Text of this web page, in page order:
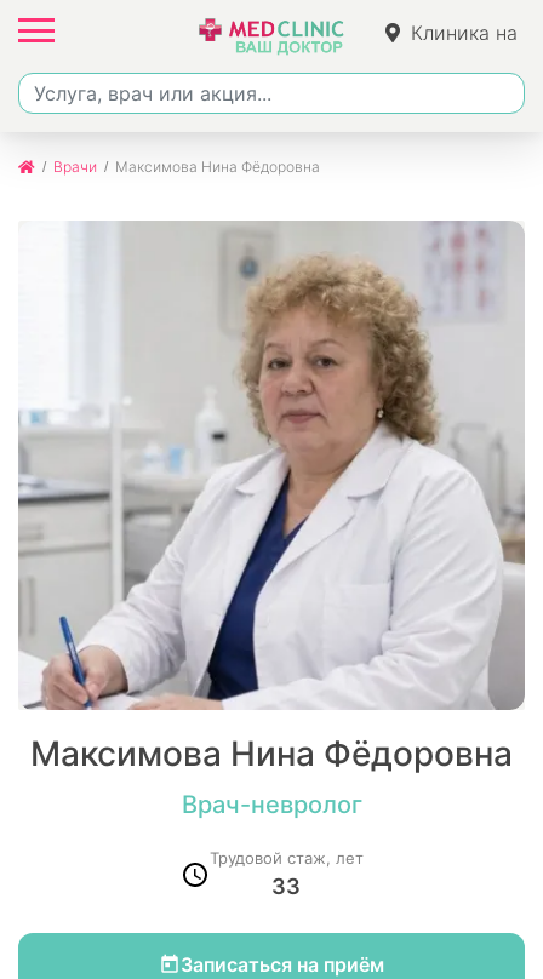
Клиника на
Ленина
Врачи Максимова Нина Фёдоровна
Максимова Нина Фёдоровна
Врач-невролог
Трудовой стаж, лет
33
Записаться на приём